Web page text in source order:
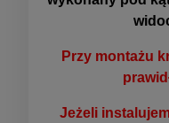
Przy montażu
Jeżeli